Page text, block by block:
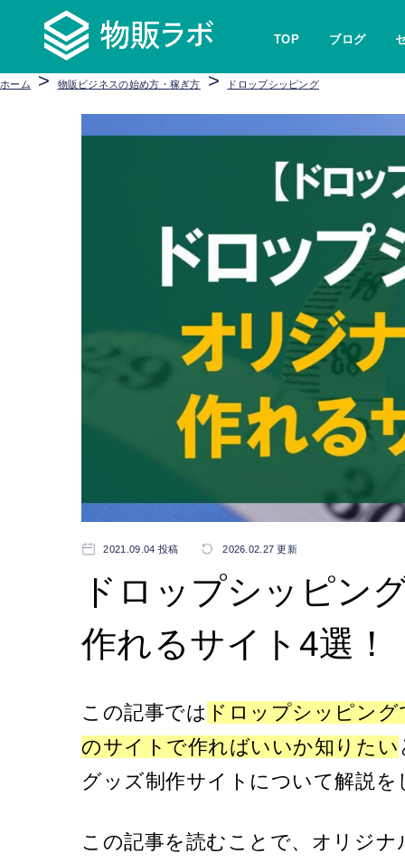
TOP ブログ
ホーム > 物販ビジネスの始め方・稼ぎ方 > ドロップシッピング
2021.09.04 投稿 2026.02.27 更新
ドロップシッピン
作れるサイト4選！
この記事では ドロップシッピン
のサイトで作ればいいか知りたい
グッズ制作サイトについて解説を
この記事を読むことで、オリジ